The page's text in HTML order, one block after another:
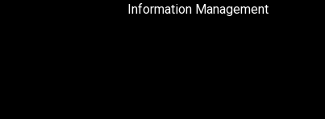
Information Management